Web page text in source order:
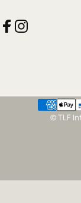
© TLF